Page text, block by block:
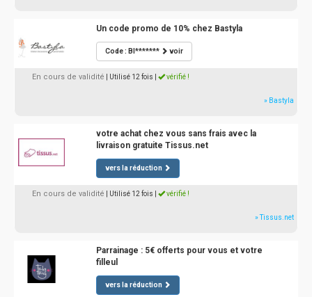
Un code promo de 10% chez Bastyla
Code : BI******* voir
En cours de validité | Utilisé 12 fois vérifié !
» Bastyla
votre achat chez vous sans frais avec la
livraison gratuite Tissus.net
vers la réduction
En cours de validité | Utilisé 12 fois vérifié !
» Tissus.net
Parrainage : 5€ offerts pour vous et votre
filleul
vers la réduction